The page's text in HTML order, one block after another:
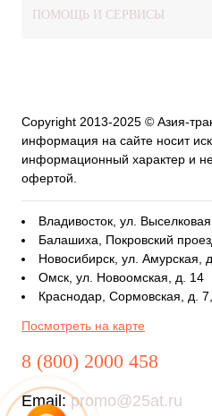
ПОМОЩЬ И СЕРВИСЫ
Copyright 2013-2025 © Азия-
информация на сайте носит
информационный характер и
офертой.
Владивосток, ул.
Балашиха, Покровский
Новосибирск, ул. Амурская,
Омск, ул. Новоомская, д. 14
Краснодар, Сормовская, д.
Посмотреть на карте
8 (800) 2000 458
Email:promo@25at.ru